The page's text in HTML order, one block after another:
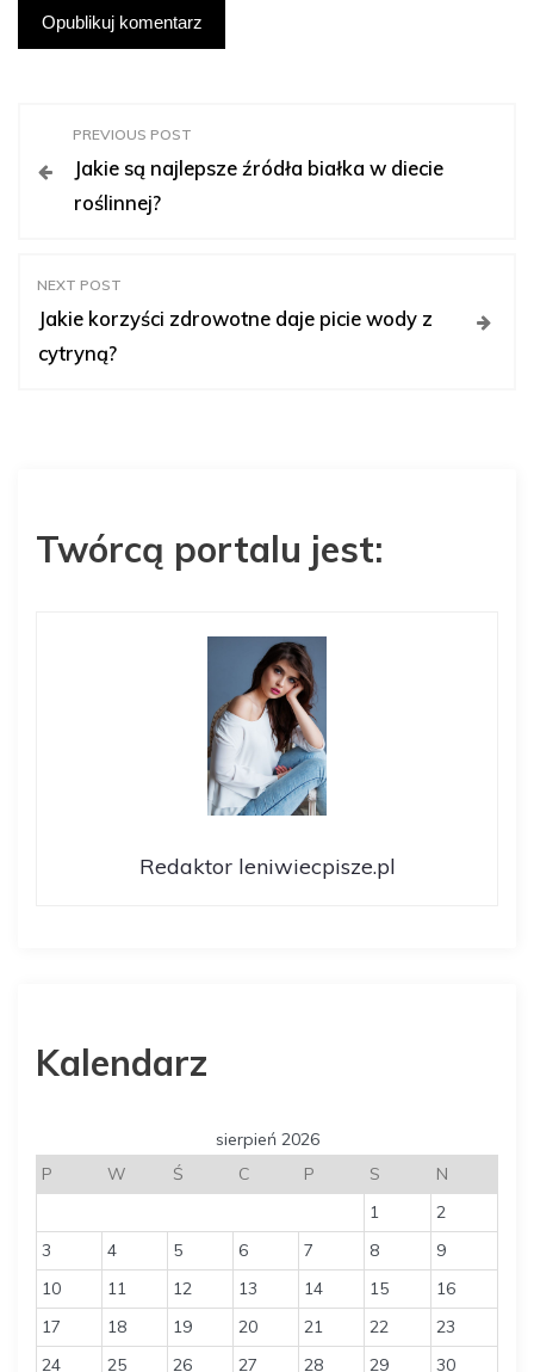
PREVIOUS POST
Jakie są najlepsze źródła białka w diecie
roślinnej?
NEXT POST
Jakie korzyści zdrowotne daje picie wody z
cytryną?
Twórcą portalu jest:
Redaktor leniwiecpisze.pl
Kalendarz
sierpień 2026
P
W Ś C P S
N
1
2
3
4 5 6 7 8
9
10
11 12 13 14 15
16
17
18 19 20 21 22
23
24
25 26 27 28 29 30